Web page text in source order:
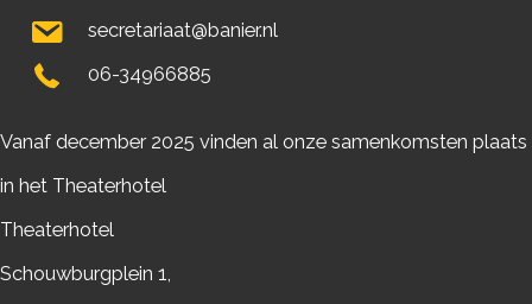
secretariaat@banier.nl
06-34966885
Vanaf december 2025 vinden al onze samenkomsten plaats
in het Theaterhotel
Theaterhotel
Schouwburgplein 1,